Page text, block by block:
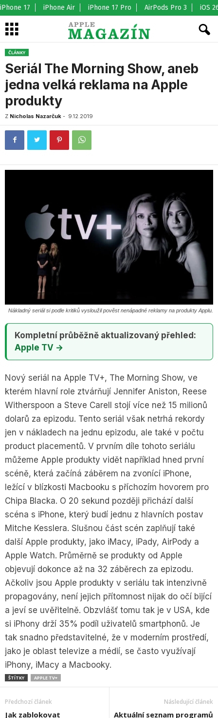
iPhone 17 iPhone Air iPhone 17 Pro AirPods Pro 3 iOS
ČLÁNKY
Seriál The Morning Show, aneb
jedna velká reklama na Apple
produkty
Z Nicholas Nazarčuk - 9.12.2019
Nákladný seriál si podle kritiků vysloužil pověst nenápadné reklamy na produkty Applu.
Kompletní průběžně aktualizovaný přehled:
Apple TV →
Nový seriál na Apple TV+, The Morning Show, ve
kterém hlavní role ztvárňují Jennifer Aniston, Reese
Witherspoon a Steve Carell stojí více než 15 milionů
dolarů za epizodu. Tento seriál však netrhá rekordy
jen v nákladech na jednu epizodu, ale také v počtu
product placementů. V prvním díle tohoto seriálu
můžeme Apple produkty vidět například hned první
scéně, která začíná záběrem na zvonící iPhone,
ležící v blízkosti Macbooku s příchozím hovorem pro
Chipa Blacka. O 20 sekund později přichází další
scéna s iPhone, který budí jednu z hlavních postav
Mitche Kesslera. Slušnou část scén zaplňují také
další Apple produkty, jako iMacy, iPady, AirPody a
Apple Watch. Průměrně se produkty od Apple
objevují dokonce až na 32 záběrech za epizodu.
Ačkoliv jsou Apple produkty v seriálu tak intenzivně
propagovány, není jejich přítomnost nijak do očí bijící
a jeví se uvěřitelně. Obzvlášť tomu tak je v USA, kde
si iPhony drží 35% podíl uživatelů smartphonů. Je
tak snadno představitelné, že v moderním prostředí,
jako je oblast televize a médií, se často využívají
iPhony, iMacy a Macbooky.
ŠTÍTKY APPLE TV+
Předchozí článek
Jak zablokovat
Následující článek
Aktuální seznam programů